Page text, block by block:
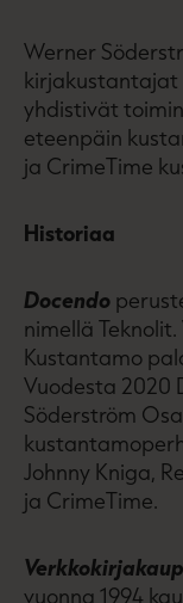
Werner
kirjakustantajat
yhdistivät
eteenpäin
ja CrimeTime
Historiaa
Docendo
nimellä Teknolit.
Kustantamo
Vuodesta 2020
Söderström
Johnny Kniga,
ja CrimeTime.
vuonna 1994